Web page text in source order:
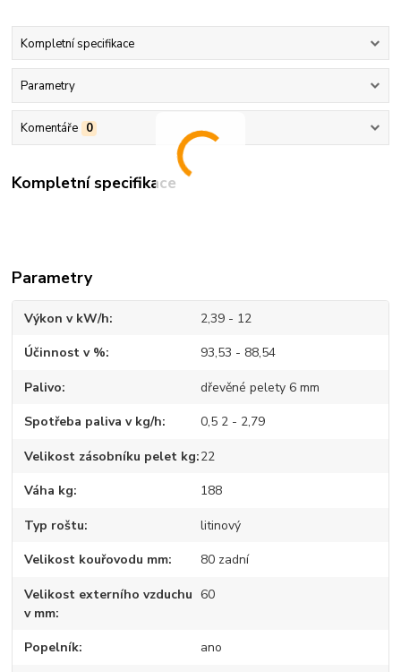
Kompletní specifikace
Parametry
Komentáře 0
Kompletní specifikace
Parametry
Výkon v kW/h 2,39 - 12
Účinnost v % 93,53 - 88,54
Palivo dřevěné pelety 6 mm
Spotřeba paliva v kg/h 0,5 2 - 2,79
Velikost zásobníku pelet kg 22
Váha kg 188
Typ roštu litinový
Velikost kouřovodu mm 80 zadní
Velikost externího vzduchu
v mm
60
Popelník ano